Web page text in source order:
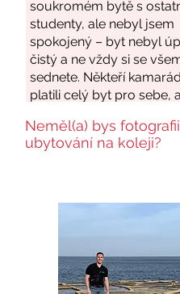
Neměl(a) bys fotografii
ubytování na koleji?